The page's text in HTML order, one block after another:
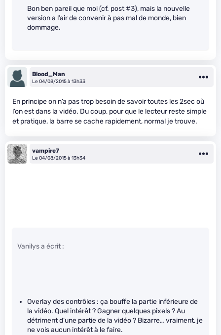
Bon ben pareil que moi (cf. post #3), mais la nouvelle
version a l’air de convenir à pas mal de monde, bien
dommage.
Blood_Man
Le 04/08/2015 à 13h33
En principe on n’a pas trop besoin de savoir toutes les 2sec où
l’on est dans la vidéo. Du coup, pour que le lecteur reste simple
et pratique, la barre se cache rapidement, normal je trouve.
vampire7
Le 04/08/2015 à 13h34
Vanilys a écrit :
Overlay des contrôles : ça bouffe la partie inférieure de
la vidéo. Quel intérêt ? Gagner quelques pixels ? Au
détriment d’une partie de la vidéo ? Bizarre… vraiment, je
ne vois aucun intérêt à le faire.